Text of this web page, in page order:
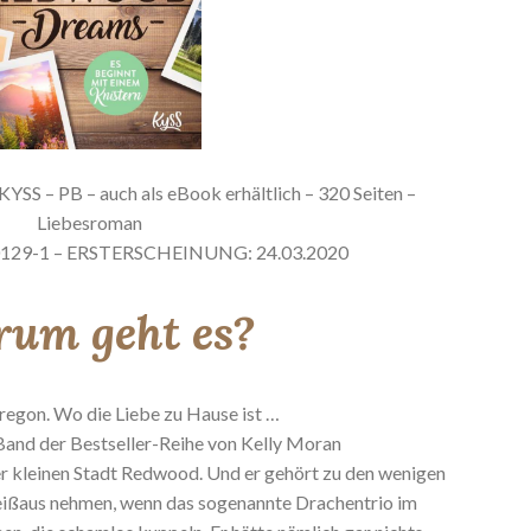
– PB – auch als eBook erhältlich – 320 Seiten –
Liebesroman
1 – ERSTERSCHEINUNG: 24.03.2020
geht es?
Wo die Liebe zu Hause ist …
der Bestseller-Reihe von Kelly Moran
Stadt Redwood. Und er gehört zu den wenigen
nehmen, wenn das sogenannte Drachentrio im